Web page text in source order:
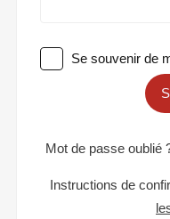
Se souvenir de
Mot de passe oublié
Instructions de